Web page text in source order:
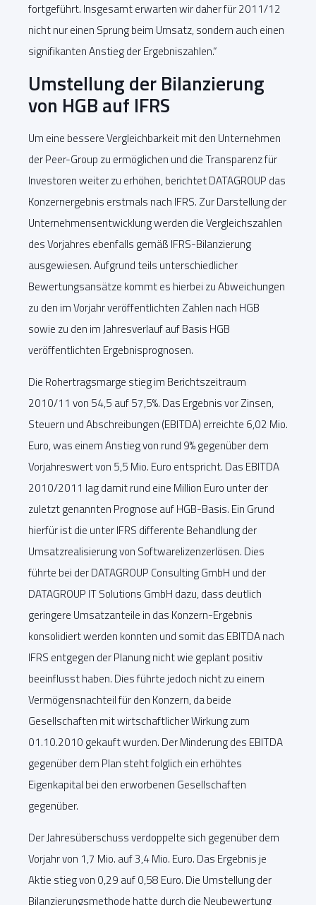
fortgeführt. Insgesamt erwarten wir daher für 2011/12
nicht nur einen Sprung beim Umsatz, sondern auch einen
signifikanten Anstieg der Ergebniszahlen.“
Umstellung der Bilanzierung
von HGB auf IFRS
Um eine bessere Vergleichbarkeit mit den Unternehmen
der Peer-Group zu ermöglichen und die Transparenz für
Investoren weiter zu erhöhen, berichtet DATAGROUP das
Konzernergebnis erstmals nach IFRS. Zur Darstellung der
Unternehmensentwicklung werden die Vergleichszahlen
des Vorjahres ebenfalls gemäß IFRS-Bilanzierung
ausgewiesen. Aufgrund teils unterschiedlicher
Bewertungsansätze kommt es hierbei zu Abweichungen
zu den im Vorjahr veröffentlichten Zahlen nach HGB
sowie zu den im Jahresverlauf auf Basis HGB
veröffentlichten Ergebnisprognosen.
Die Rohertragsmarge stieg im Berichtszeitraum
2010/11 von 54,5 auf 57,5%. Das Ergebnis vor Zinsen,
Steuern und Abschreibungen (EBITDA) erreichte 6,02 Mio.
Euro, was einem Anstieg von rund 9% gegenüber dem
Vorjahreswert von 5,5 Mio. Euro entspricht. Das EBITDA
2010/2011 lag damit rund eine Million Euro unter der
zuletzt genannten Prognose auf HGB-Basis. Ein Grund
hierfür ist die unter IFRS differente Behandlung der
Umsatzrealisierung von Softwarelizenzerlösen. Dies
führte bei der DATAGROUP Consulting GmbH und der
DATAGROUP IT Solutions GmbH dazu, dass deutlich
geringere Umsatzanteile in das Konzern-Ergebnis
konsolidiert werden konnten und somit das EBITDA nach
IFRS entgegen der Planung nicht wie geplant positiv
beeinflusst haben. Dies führte jedoch nicht zu einem
Vermögensnachteil für den Konzern, da beide
Gesellschaften mit wirtschaftlicher Wirkung zum
01.10.2010 gekauft wurden. Der Minderung des EBITDA
gegenüber dem Plan steht folglich ein erhöhtes
Eigenkapital bei den erworbenen Gesellschaften
gegenüber.
Der Jahresüberschuss verdoppelte sich gegenüber dem
Vorjahr von 1,7 Mio. auf 3,4 Mio. Euro. Das Ergebnis je
Aktie stieg von 0,29 auf 0,58 Euro. Die Umstellung der
Bilanzierungsmethode hatte durch die Neubewertung